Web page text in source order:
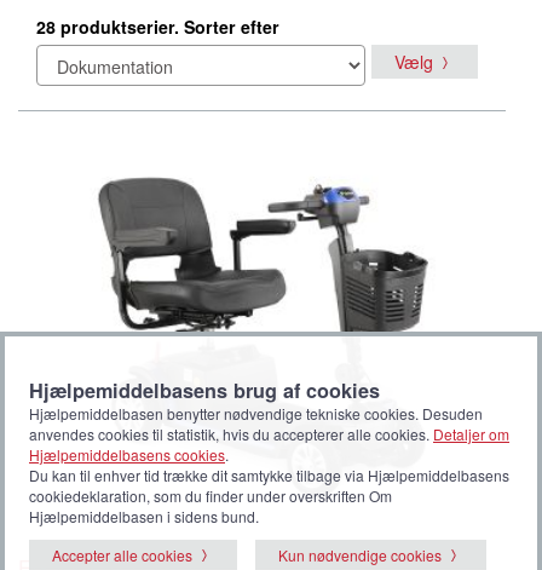
28 produktserier. Sorter efter
Vælg
Hjælpemiddelbasens brug af cookies
Hjælpemiddelbasen benytter nødvendige tekniske cookies. Desuden
anvendes cookies til statistik, hvis du accepterer alle cookies. Detaljer om
Hjælpemiddelbasens cookies.
Du kan til enhver tid trække dit samtykke tilbage via Hjælpemiddelbasens
cookiedeklaration, som du finder under overskriften Om
Hjælpemiddelbasen i sidens bund.
Accepter alle cookies
Kun nødvendige cookies